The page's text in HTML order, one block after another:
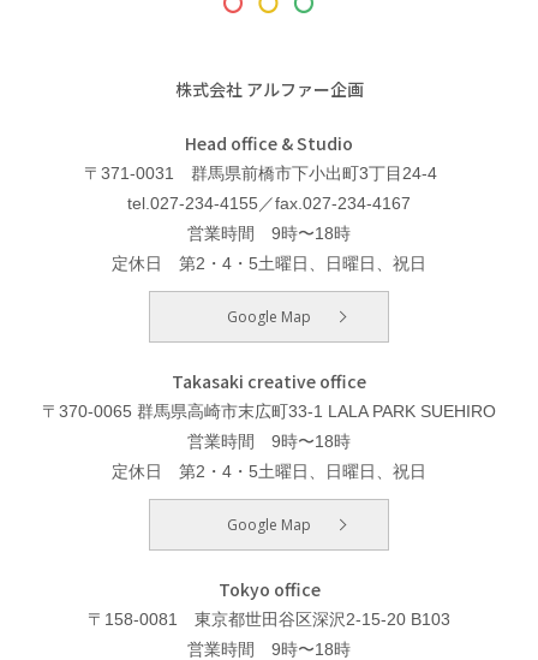
株式会社 アルファー企画
Head office & Studio
〒371-0031 群馬県前橋市下小出町3丁目24-4
tel.027-234-4155／fax.027-234-4167
営業時間 9時〜18時
定休日 第2・4・5土曜日、日曜日、祝日
Google Map
Takasaki creative office
〒370-0065 群馬県高崎市末広町33-1 LALA PARK SUEHIRO
営業時間 9時〜18時
定休日 第2・4・5土曜日、日曜日、祝日
Google Map
Tokyo office
〒158-0081 東京都世田谷区深沢2-15-20 B103
営業時間 9時〜18時